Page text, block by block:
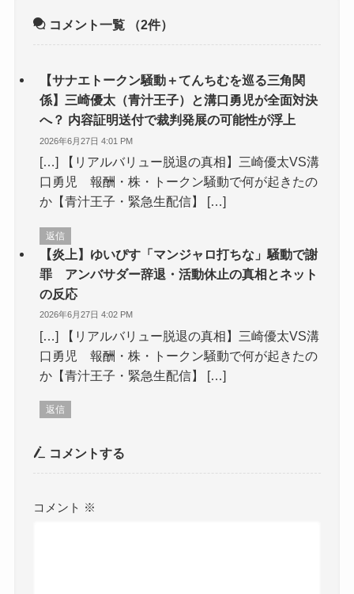
コメント一覧 （2件）
【サナエトークン騒動＋てんちむを巡る三角関
係】三崎優太（青汁王子）と溝口勇児が全面対決
へ？ 内容証明送付で裁判発展の可能性が浮上
2026年6月27日 4:01 PM
[…] 【リアルバリュー脱退の真相】三崎優太VS溝
口勇児 報酬・株・トークン騒動で何が起きたの
か【青汁王子・緊急生配信】 […]
返信
【炎上】ゆいぴす「マンジャロ打ちな」騒動で謝
罪 アンバサダー辞退・活動休止の真相とネット
の反応
2026年6月27日 4:02 PM
[…] 【リアルバリュー脱退の真相】三崎優太VS溝
口勇児 報酬・株・トークン騒動で何が起きたの
か【青汁王子・緊急生配信】 […]
返信
コメントする
コメント ※